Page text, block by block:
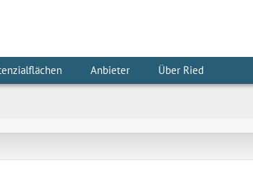
Anbieter Über Ried